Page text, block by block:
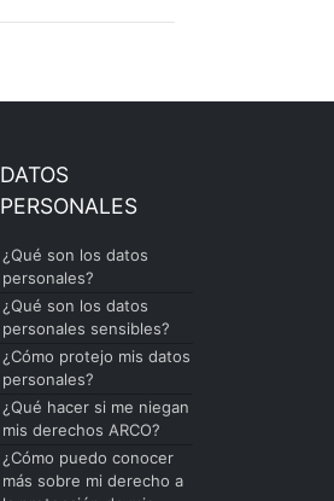
DATOS
PERSONALES
¿Qué son los datos
personales?
¿Qué son los datos
personales sensibles?
¿Cómo protejo mis datos
personales?
¿Qué hacer si me niegan
mis derechos ARCO?
¿Cómo puedo conocer
más sobre mi derecho a